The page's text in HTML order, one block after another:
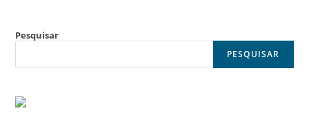
Pesquisar
PESQUISAR